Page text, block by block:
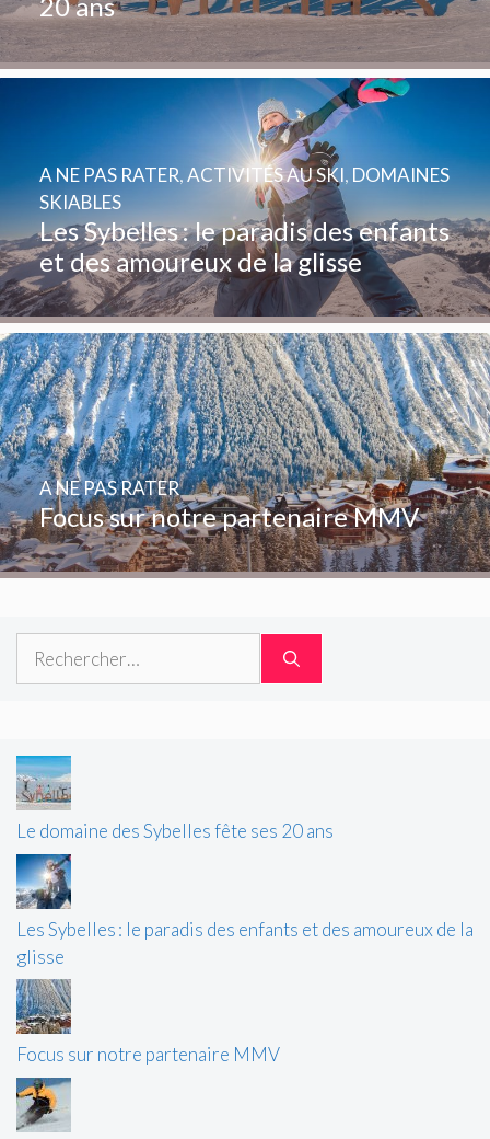
20 ans
Les Sybelles : le paradis des enfants
et des amoureux de la glisse
A NE PAS RATER,ACTIVITÉS AU SKI, DOMAINES
SKIABLES
Focus sur notre partenaire MMV
A NE PAS RATER
Le domaine des Sybelles fête ses 20 ans
Les Sybelles : le paradis des enfants et des amoureux de la
glisse
Focus sur notre partenaire MMV